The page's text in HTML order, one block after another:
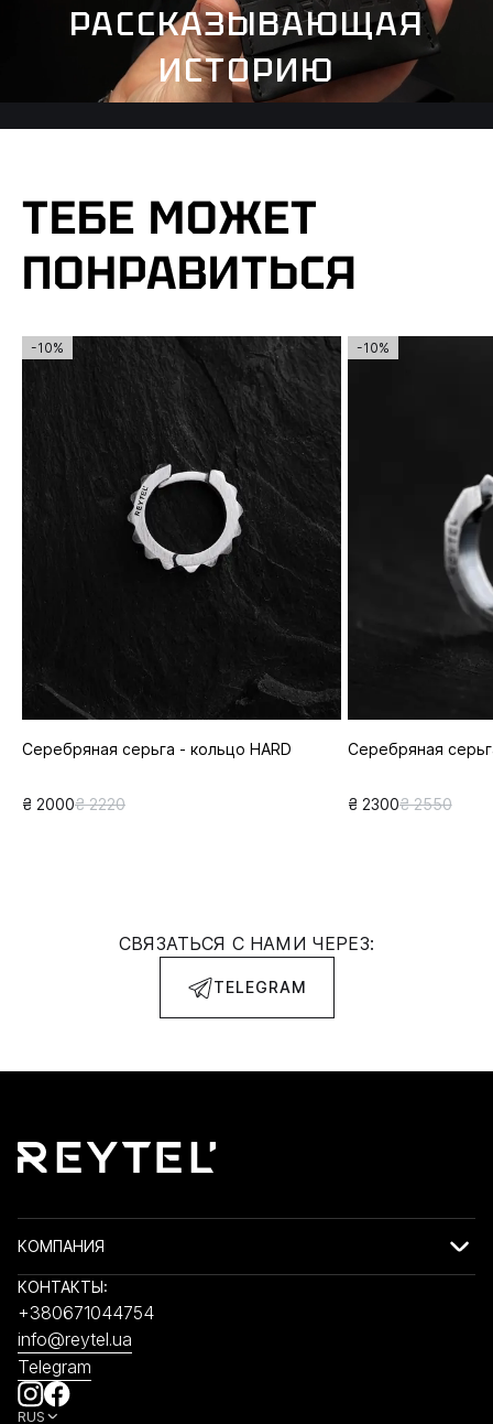
РАССКАЗЫВАЮЩАЯ
ИСТОРИЮ
ТЕБЕ МОЖЕТ
ПОНРАВИТЬСЯ
-10%
Серебряная серьга - кольцо HARD
₴ 2000₴ 2220
-10%
Серебряная
₴ 2300₴ 2550
СВЯЗАТЬСЯ С НАМИ ЧЕРЕЗ:
TELEGRAM
КОМПАНИЯ
КОНТАКТЫ:
+380671044754
info@reytel.ua
Telegram
RUS